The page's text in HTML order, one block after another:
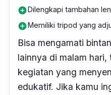
add_circleDilengkapi tambahan
add_circleMemiliki tripod yang
Bisa mengamati
lainnya di malam hari,
kegiatan yang
edukatif. Jika kamu